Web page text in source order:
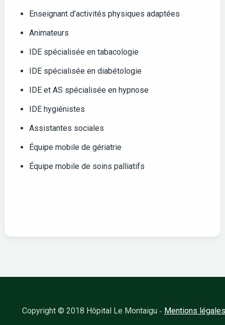
Enseignant d’activités physiques adaptées
Animateurs
IDE spécialisée en tabacologie
IDE spécialisée en diabétologie
IDE et AS spécialisée en hypnose
IDE hygiénistes
Assistantes sociales
Équipe mobile de gériatrie
Équipe mobile de soins palliatifs
Copyright © 2018 Hôpital Le Montaigu- Mentions légales